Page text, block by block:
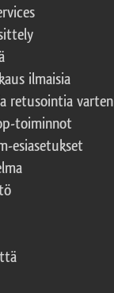
ilmaisia
retusointia varten
toiminnot
esiasetukset